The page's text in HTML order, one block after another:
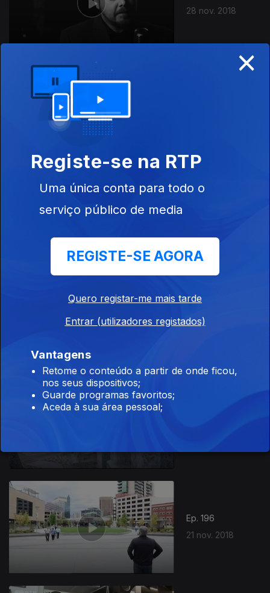
28 nov. 2018
23 nov. 2018
Ep. 196
21 nov. 2018
×
Registe-se na RTP
Uma única conta para todo o
serviço público de media
REGISTE-SE AGORA
Quero registar-me mais tarde
Entrar (utilizadores registados)
Vantagens
Retome o conteúdo a partir de onde ficou,
nos seus dispositivos;
Guarde programas favoritos;
Aceda à sua área pessoal;